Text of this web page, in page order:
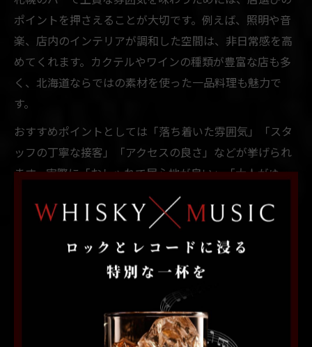
ポイントを押さえることが大切です。例えば、照明や音
楽、店内のインテリアが調和した空間は、非日常感を高
めてくれます。カクテルやワインの種類が豊富な店も多
く、北海道ならではの素材を使った一品料理も魅力で
す。
おすすめポイントとしては「落ち着いた雰囲気」「スタ
ッフの丁寧な接客」「アクセスの良さ」などが挙げられ
ます。実際に「おしゃれで居心地が良い」「大人がゆっ
くり過ごせる」といった口コミが多く寄せられており、
リピーターも少なくありません。
札幌のバーは、女子会やデート、一人飲みなど幅広いシ
ーンで活躍します。上質な雰囲気の中で、札幌の夜を特
別なものにしたい方は、自分の目的や気分に合ったバー
を選ぶことが成功の秘訣です。